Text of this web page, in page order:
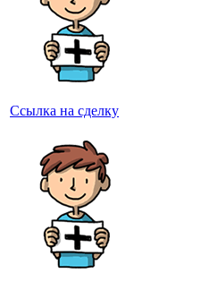
Ссылка на сделку